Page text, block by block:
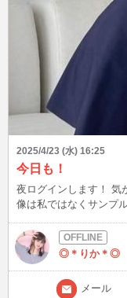
2025/4/23 (水) 16:25
今日も！
夜ログインします！ 気が早い私は夏に向けて水着を買いました！画
像は私ではなくサンプ
◎＊りか＊◎
メール